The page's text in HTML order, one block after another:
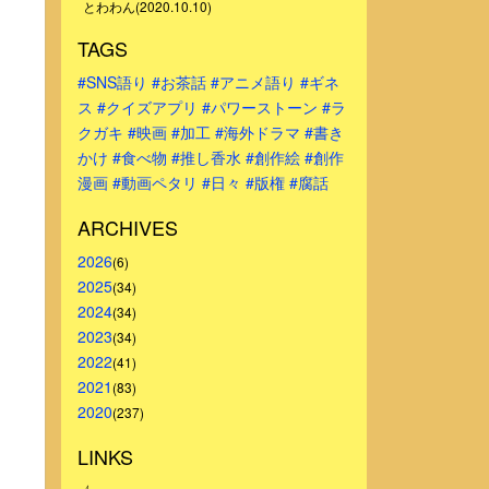
とわわん(2020.10.10)
TAGS
#SNS語り #お茶話 #アニメ語り #ギネ
ス #クイズアプリ #パワーストーン #ラ
クガキ #映画 #加工 #海外ドラマ #書き
かけ #食べ物 #推し香水 #創作絵 #創作
漫画 #動画ペタリ #日々 #版権 #腐話
ARCHIVES
2026(6)
2025(34)
2024(34)
2023(34)
2022(41)
2021(83)
2020(237)
LINKS